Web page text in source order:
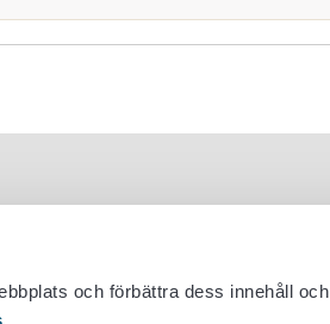
och förbättra dess innehåll och